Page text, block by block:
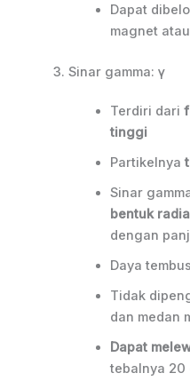
Dapat
magnet
3. Sinar gamma: γ
Terdiri dari
tinggi
Partikelnya
Sinar
bentuk
dengan
Daya
Tidak
dan medan
Dapat
tebalnya 20